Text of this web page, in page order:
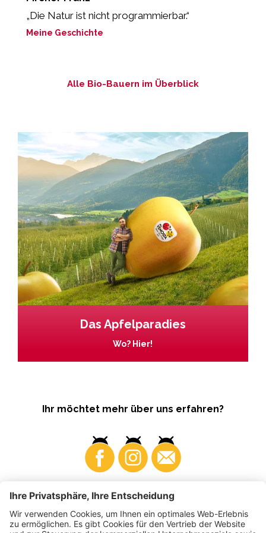
„Die Natur ist nicht programmierbar.“
Meine Geschichte
Alle Bio-Bauern im Überblick
Das Apfelparadies
Wo? Hier!
Ihr möchtet mehr über uns erfahren?
Business Produzenten